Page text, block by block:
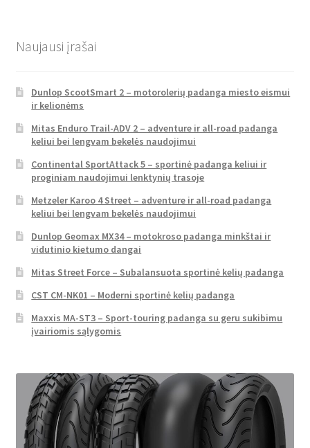
Naujausi įrašai
Dunlop ScootSmart 2 – motorolerių padanga miesto eismui
ir kelionėms
Mitas Enduro Trail-ADV 2 – adventure ir all-road padanga
keliui bei lengvam bekelės naudojimui
Continental SportAttack 5 – sportinė padanga keliui ir
proginiam naudojimui lenktynių trasoje
Metzeler Karoo 4 Street – adventure ir all-road padanga
keliui bei lengvam bekelės naudojimui
Dunlop Geomax MX34 – motokroso padanga minkštai ir
vidutinio kietumo dangai
Mitas Street Force – Subalansuota sportinė kelių padanga
CST CM-NK01 – Moderni sportinė kelių padanga
Maxxis MA-ST3 – Sport-touring padanga su geru sukibimu
įvairiomis sąlygomis